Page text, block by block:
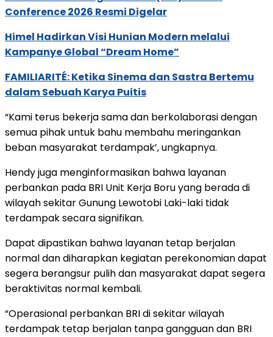
Conference 2026 Resmi Digelar
Himel Hadirkan Visi Hunian Modern melalui
Kampanye Global “Dream Home”
FAMILIARITÉ: Ketika Sinema dan Sastra Bertemu
dalam Sebuah Karya Puitis
“Kami terus bekerja sama dan berkolaborasi dengan
semua pihak untuk bahu membahu meringankan
beban masyarakat terdampak’, ungkapnya.
Hendy juga menginformasikan bahwa layanan
perbankan pada BRI Unit Kerja Boru yang berada di
wilayah sekitar Gunung Lewotobi Laki-laki tidak
terdampak secara signifikan.
Dapat dipastikan bahwa layanan tetap berjalan
normal dan diharapkan kegiatan perekonomian dapat
segera berangsur pulih dan masyarakat dapat segera
beraktivitas normal kembali.
“Operasional perbankan BRI di sekitar wilayah
terdampak tetap berjalan tanpa gangguan dan BRI